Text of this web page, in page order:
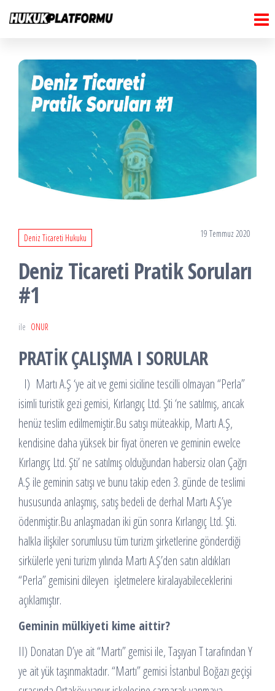
İçeriğe
atla
Deniz Ticareti Hukuku 19 Temmuz 2020
Deniz Ticareti Pratik Soruları
#1
ile ONUR
PRATİK ÇALIŞMA I SORULAR
I) Martı A.Ş ‘ye ait ve gemi siciline tescilli olmayan “Perla”
isimli turistik gezi gemisi, Kırlangıç Ltd. Şti ‘ne satılmış, ancak
henüz teslim edilmemiştir.Bu satışı müteakkip, Martı A.Ş,
kendisine daha yüksek bir fiyat öneren ve geminin evvelce
Kırlangıç Ltd. Şti’ ne satılmış olduğundan habersiz olan Çağrı
A.Ş ile geminin satışı ve bunu takip eden 3. günde de teslimi
hususunda anlaşmış, satış bedeli de derhal Martı A.Ş’ye
ödenmiştir.Bu anlaşmadan iki gün sonra Kırlangıç Ltd. Şti.
halkla ilişkiler sorumlusu tüm turizm şirketlerine gönderdiği
sirkülerle yeni turizm yılında Martı A.Ş’den satın aldıkları
“Perla” gemisini dileyen işletmelere kiralayabileceklerini
açıklamıştır.
Geminin mülkiyeti kime aittir?
II) Donatan D’ye ait “Martı” gemisi ile, Taşıyan T tarafından Y
ye ait yük taşınmaktadır. “Martı” gemisi İstanbul Boğazı geçişi